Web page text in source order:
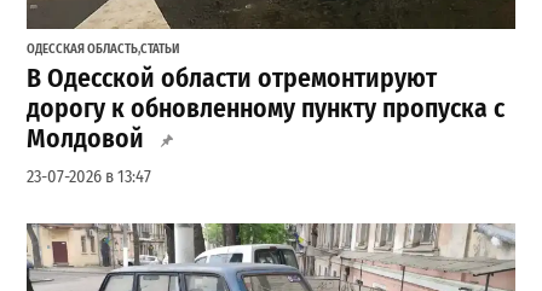
ОДЕССКАЯ ОБЛАСТЬ,СТАТЬИ
В Одесской области отремонтируют
дорогу к обновленному пункту пропуска с
Молдовой
23-07-2026 в 13:47